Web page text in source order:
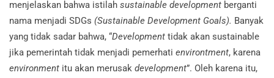
menjelaskan bahwa istilah sustainable development berganti
nama menjadi SDGs (Sustainable Development Goals). Banyak
yang tidak sadar bahwa, “Development tidak akan sustainable
jika pemerintah tidak menjadi pemerhati environtment, karena
environment itu akan merusak development”. Oleh karena itu,